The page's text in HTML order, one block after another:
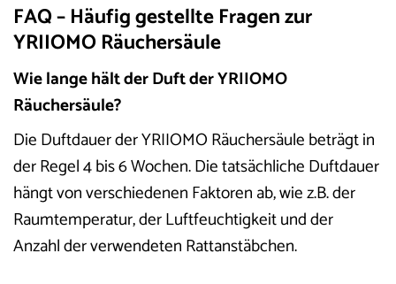
FAQ – Häufig gestellte Fragen zur
YRIIOMO Räuchersäule
Wie lange hält der Duft der YRIIOMO
Räuchersäule?
Die Duftdauer der YRIIOMO Räuchersäule beträgt in
der Regel 4 bis 6 Wochen. Die tatsächliche Duftdauer
hängt von verschiedenen Faktoren ab, wie z.B. der
Raumtemperatur, der Luftfeuchtigkeit und der
Anzahl der verwendeten Rattanstäbchen.